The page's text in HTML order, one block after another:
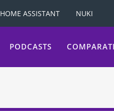
HOME ASSISTANT NUKI
PODCASTS